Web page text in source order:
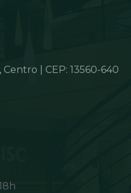
| CEP: 13560-640